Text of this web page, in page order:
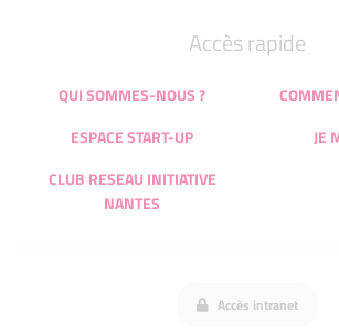
Accès rapide
QUI SOMMES-NOUS ?
ESPACE START-UP
JE
CLUB RESEAU INITIATIVE
NANTES
Accès intranet